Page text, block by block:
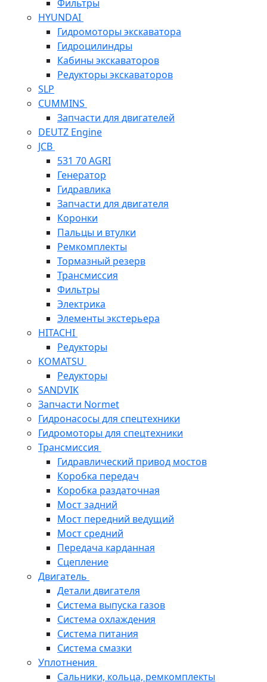
Фильтры
HYUNDAI
Гидромоторы экскаватора
Гидроцилиндры
Кабины экскаваторов
Редукторы экскаваторов
SLP
CUMMINS
Запчасти для двигателей
DEUTZ Engine
JCB
531 70 AGRI
Генератор
Гидравлика
Запчасти для двигателя
Коронки
Пальцы и втулки
Ремкомплекты
Тормазный резерв
Трансмиссия
Фильтры
Электрика
Элементы экстерьера
HITACHI
Редукторы
KOMATSU
Редукторы
SANDVIK
Запчасти Normet
Гидронасосы для спецтехники
Гидромоторы для спецтехники
Трансмиссия
Гидравлический привод мостов
Коробка передач
Коробка раздаточная
Мост задний
Мост передний ведущий
Мост средний
Передача карданная
Сцепление
Двигатель
Детали двигателя
Система выпуска газов
Система охлаждения
Система питания
Система смазки
Уплотнения
Сальники, кольца, ремкомплекты